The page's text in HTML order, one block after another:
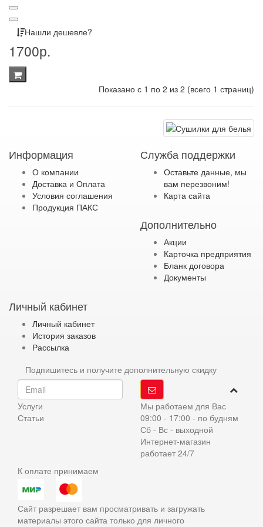
Нашли дешевле?
1700р.
Показано с 1 по 2 из 2 (всего 1 страниц)
Информация
О компании
Доставка и Оплата
Условия соглашения
Продукция ПАКС
Служба поддержки
Оставьте данные, мы
вам перезвоним!
Карта сайта
Дополнительно
Акции
Карточка предприятия
Бланк договора
Документы
Личный кабинет
Личный кабинет
История заказов
Рассылка
Подпишитесь и получите дополнительную скидку
Услуги
Статьи
Мы работаем для Вас
09:00 - 17:00 - по будням
Сб - Вс - выходной
Интернет-магазин
работает 24/7
К оплате принимаем
Сайт разрешает вам просматривать и загружать
материалы этого сайта только для личного